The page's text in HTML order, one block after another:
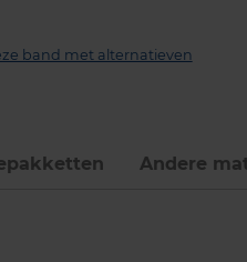
band met alternatieven
Andere